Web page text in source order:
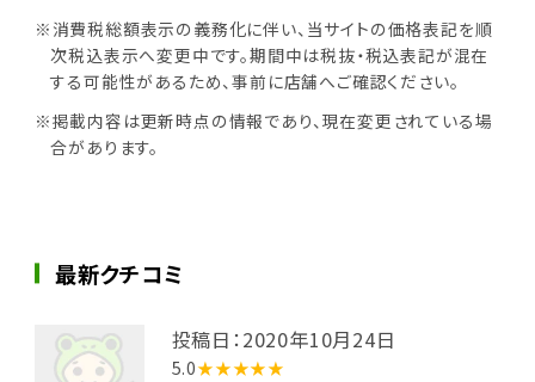
※消費税総額表示の義務化に伴い、当サイトの価格表記を順
次税込表示へ変更中です。期間中は税抜・税込表記が混在
する可能性があるため、事前に店舗へご確認ください。
※掲載内容は更新時点の情報であり、現在変更されている場
合があります。
最新クチコミ
投稿日：2020年10月24日
5.0★★★★★